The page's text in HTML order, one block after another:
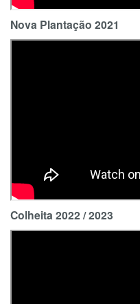
Nova Plantação 2021
Colheita 2022 / 2023